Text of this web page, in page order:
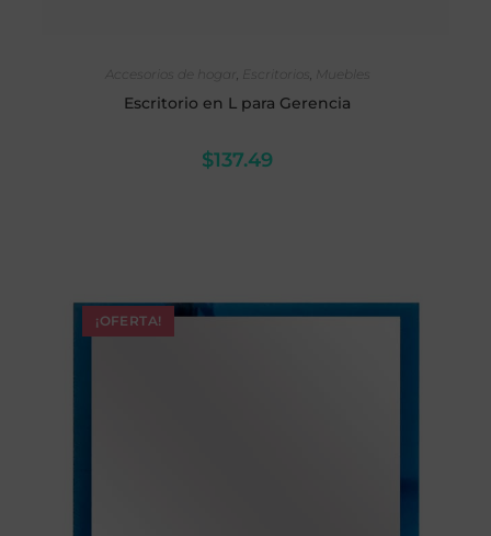
Accesorios de hogar
Escritorios Muebles
Escritorio en L para Gerencia
$137.49
¡OFERTA!